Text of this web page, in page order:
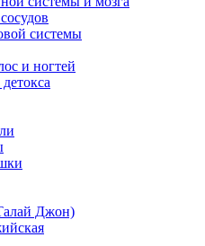
системы
и ногтей
Джон)